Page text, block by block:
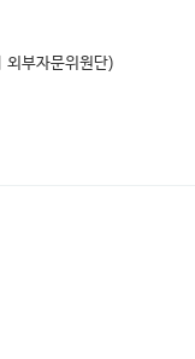
외부자문위원단)